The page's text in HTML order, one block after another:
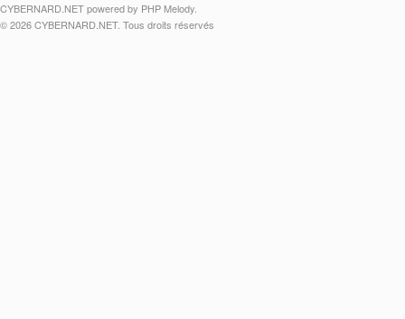
CYBERNARD.NET powered by PHP Melody.
© 2026 CYBERNARD.NET. Tous droits réservés